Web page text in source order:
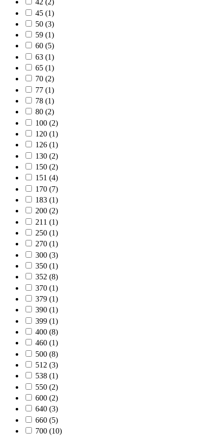
42 (2)
45 (1)
50 (3)
59 (1)
60 (5)
63 (1)
65 (1)
70 (2)
77 (1)
78 (1)
80 (2)
100 (2)
120 (1)
126 (1)
130 (2)
150 (2)
151 (4)
170 (7)
183 (1)
200 (2)
211 (1)
250 (1)
270 (1)
300 (3)
350 (1)
352 (8)
370 (1)
379 (1)
390 (1)
399 (1)
400 (8)
460 (1)
500 (8)
512 (3)
538 (1)
550 (2)
600 (2)
640 (3)
660 (5)
700 (10)